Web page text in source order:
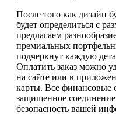
После того как дизайн
будет определиться с
предлагаем
премиальных
подчеркнут каждую
Оплатить заказ можно
на сайте или в
карты. Все финансовые
защищенное
безопасность вашей